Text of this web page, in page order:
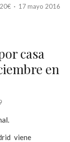
· 17 mayo 2016
casa
en
viene